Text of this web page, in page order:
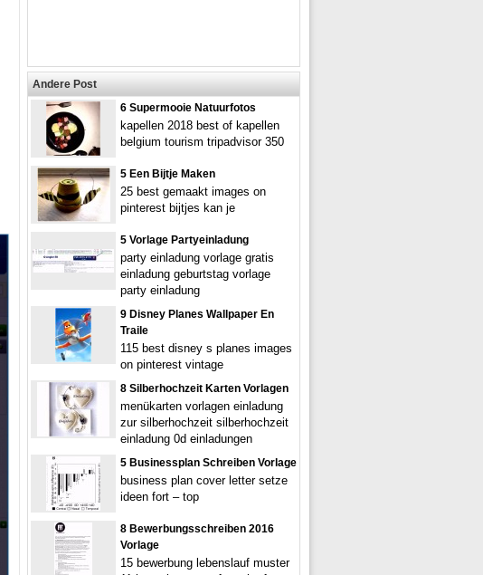
Andere Post
6 Supermooie Natuurfotos
kapellen 2018 best of kapellen
belgium tourism tripadvisor 350
5 Een Bijtje Maken
25 best gemaakt images on
pinterest bijtjes kan je
5 Vorlage Partyeinladung
party einladung vorlage gratis
einladung geburtstag vorlage
party einladung
9 Disney Planes Wallpaper En
Traile
115 best disney s planes images
on pinterest vintage
8 Silberhochzeit Karten Vorlagen
menükarten vorlagen einladung
zur silberhochzeit silberhochzeit
einladung 0d einladungen
5 Businessplan Schreiben Vorlage
business plan cover letter setze
ideen fort – top
8 Bewerbungsschreiben 2016
Vorlage
15 bewerbung lebenslauf muster